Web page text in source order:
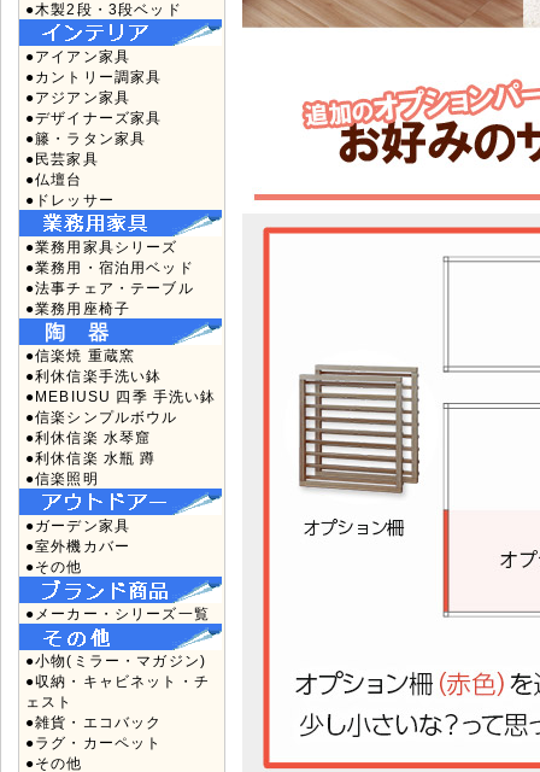
●木製2段・3段ベッド
●アイアン家具
●カントリー調家具
●アジアン家具
●デザイナーズ家具
●籐・ラタン家具
●民芸家具
●仏壇台
●ドレッサー
●業務用家具シリーズ
●業務用・宿泊用ベッド
●法事チェア・テーブル
●業務用座椅子
●信楽焼 重蔵窯
●利休信楽手洗い鉢
●MEBIUSU 四季 手洗い鉢
●信楽シンプルボウル
●利休信楽 水琴窟
●利休信楽 水瓶 蹲
●信楽照明
●ガーデン家具
●室外機カバー
●その他
●メーカー・シリーズ一覧
●小物(ミラー・マガジン)
●収納・キャビネット・チ
ェスト
●雑貨・エコバック
●ラグ・カーペット
●その他